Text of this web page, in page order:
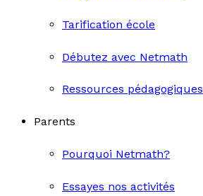
Tarification école
Débutez avec Netmath
Ressources pédagogiques
Parents
Pourquoi Netmath?
Essayes nos activités